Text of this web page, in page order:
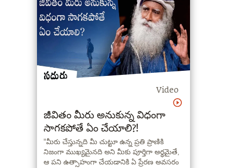
Video
జీవితం మీరు అనుకున్న విధంగా
సాగకపోతే ఏం చేయాలి?!
"మీరు చేస్తున్నది మీ చుట్టూ ఉన్న ప్రతి ప్రాణికి
నిజంగా ముఖ్యమైనది అని మీకు పూర్తిగా అర్థమైతే,
ఆ పని ఉత్సాహంగా చేయడానికి ఏ ప్రేరణ అవసరం